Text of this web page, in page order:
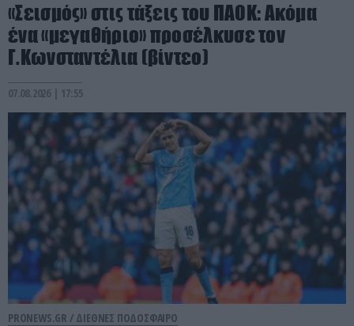
«Σεισμός» στις τάξεις του ΠΑΟΚ: Aκόμα
ένα «μεγαθήριο» προσέλκυσε τον
Γ.Κωνσταντέλια (βίντεο)
07.08.2026 | 17:55
PRONEWS.GR / ΔΙΕΘΝΕΣ ΠΟΔΟΣΦΑΙΡΟ